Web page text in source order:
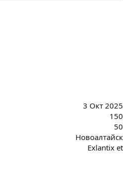
3 Окт 2025
150
50
Новоалтайск
Exlantix et